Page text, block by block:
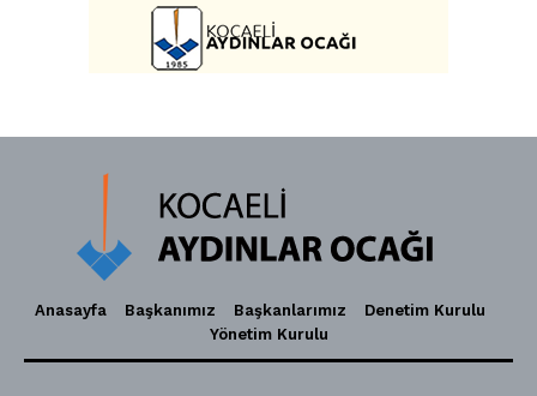
Anasayfa Başkanımız Başkanlarımız
Denetim Kurulu
Yönetim Kurulu